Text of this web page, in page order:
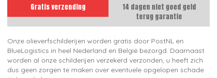
Gratis verzending
14 dagen niet goed geld
terug garantie
Onze olieverfschilderijen worden gratis door PostNL en
BlueLogistics in heel Nederland en België bezorgd. Daarnaast
worden al onze schilderijen verzekerd verzonden, u heeft zich
dus geen zorgen te maken over eventuele opgelopen schade